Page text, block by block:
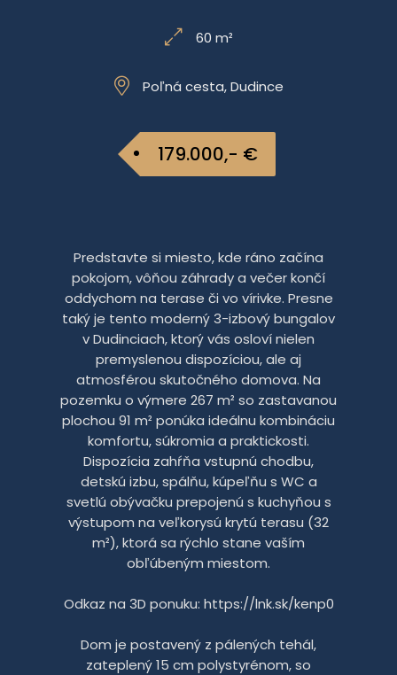
60 m²
Poľná cesta, Dudince
179.000,- €
Predstavte si miesto, kde ráno začína
pokojom, vôňou záhrady a večer končí
oddychom na terase či vo vírivke. Presne
taký je tento moderný 3-izbový bungalov
v Dudinciach, ktorý vás osloví nielen
premyslenou dispozíciou, ale aj
atmosférou skutočného domova. Na
pozemku o výmere 267 m² so zastavanou
plochou 91 m² ponúka ideálnu kombináciu
komfortu, súkromia a praktickosti.
Dispozícia zahŕňa vstupnú chodbu,
detskú izbu, spálňu, kúpeľňu s WC a
svetlú obývačku prepojenú s kuchyňou s
výstupom na veľkorysú krytú terasu (32
m²), ktorá sa rýchlo stane vaším
obľúbeným miestom.
Odkaz na 3D ponuku: https://lnk.sk/kenp0
Dom je postavený z pálených tehál,
zateplený 15 cm polystyrénom, so